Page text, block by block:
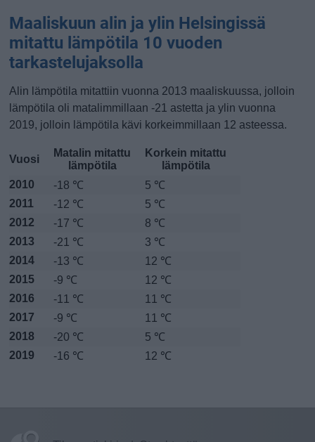
Maaliskuun alin ja ylin Helsingissä
mitattu lämpötila 10 vuoden
tarkastelujaksolla
Alin lämpötila mitattiin vuonna 2013 maaliskuussa, jolloin
lämpötila oli matalimmillaan -21 astetta ja ylin vuonna
2019, jolloin lämpötila kävi korkeimmillaan 12 asteessa.
Vuosi
Matalin mitattu
lämpötila
Korkein mitattu
lämpötila
2010
-18 ℃
5 ℃
2011
-12 ℃
5 ℃
2012
-17 ℃
8 ℃
2013
-21 ℃
3 ℃
2014
-13 ℃
12 ℃
2015
-9 ℃
12 ℃
2016
-11 ℃
11 ℃
2017
-9 ℃
11 ℃
2018
-20 ℃
5 ℃
2019
-16 ℃ 12 ℃